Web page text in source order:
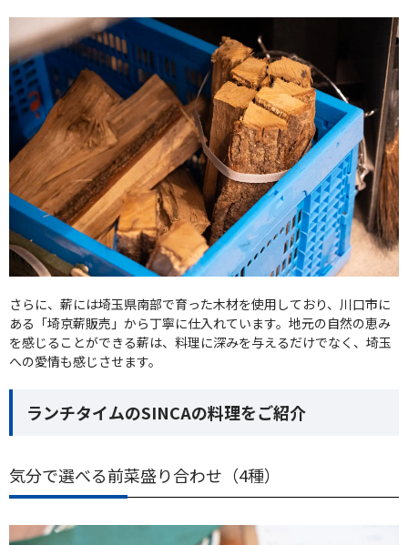
さらに、薪には埼玉県南部で育った木材を使用しており、川口市に
ある「埼京薪販売」から丁寧に仕入れています。地元の自然の恵み
を感じることができる薪は、料理に深みを与えるだけでなく、埼玉
への愛情も感じさせます。
ランチタイムのSINCAの料理をご紹介
気分で選べる前菜盛り合わせ（4種）